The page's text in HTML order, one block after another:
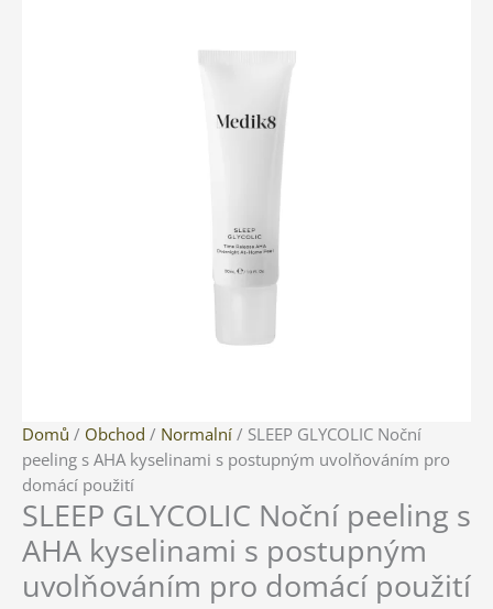
Domů / Obchod / Normalní / SLEEP GLYCOLIC Noční
peeling s AHA kyselinami s postupným uvolňováním pro
domácí použití
SLEEP GLYCOLIC Noční peeling s
AHA kyselinami s postupným
uvolňováním pro domácí použití
SLEEP
GLYCOLIC
Noční
peeling
AHA
kyselinami